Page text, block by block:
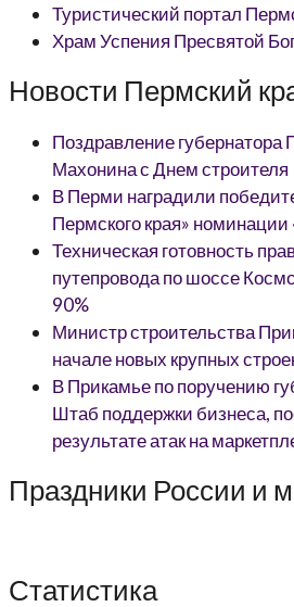
Туристический портал
Храм Успения Пресвятой
Новости Пермский
Поздравление губернатора
Махонина с Днем строителя
В Перми наградили
Пермского края» номинации
Техническая готовность
путепровода по шоссе
90%
Министр строительства
начале новых крупных
В Прикамье по поручению
Штаб поддержки бизнеса,
результате атак на
Праздники России и
Статистика